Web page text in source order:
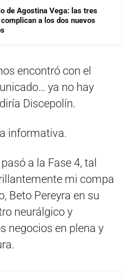
de Agostina Vega: las tres
a los dos nuevos
encontró con el
ya no hay
Discepolín.
informativa.
a la Fase 4, tal
mi compa
Beto Pereyra en su
neurálgico y
negocios en plena y